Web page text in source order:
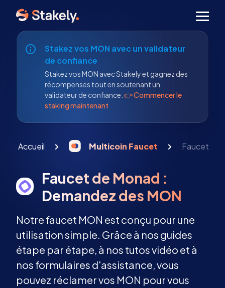
Stakez vos MON avec un validateur
de confiance
Stakez vos MON avec Stakely et gagnez des
récompenses tout en soutenant un
validateur de confiance. 👉 Commencer le
staking maintenant
Accueil Multicoin Faucet Faucet de
Faucet de Monad :
Demandez des MON
Notre faucet MON est conçu pour une
utilisation simple. Grâce à nos guides
étape par étape, à nos tutos vidéo et à
nos formulaires d'assistance, vous
pouvez réclamer vos MON pour vous